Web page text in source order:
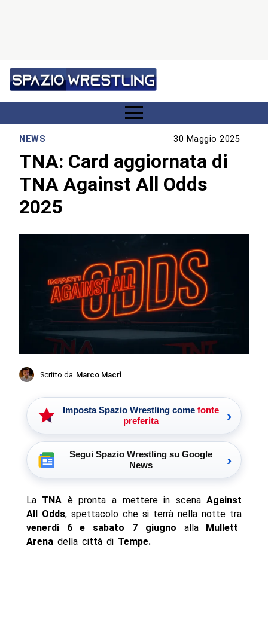
NEWS 30 Maggio 2025
TNA: Card aggiornata di
TNA Against All Odds
2025
Scritto da Marco Macrì
Imposta Spazio Wrestling come fonte
preferita
›
Segui Spazio Wrestling su Google
News
›
La TNA è pronta a mettere in scenaAgainst
All Odds, spettacolo che si terrà nella notte tra
venerdì 6 e sabato 7 giugno alla
Mullett
Arenadella città di Tempe.